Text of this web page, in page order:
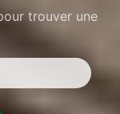
trouver une